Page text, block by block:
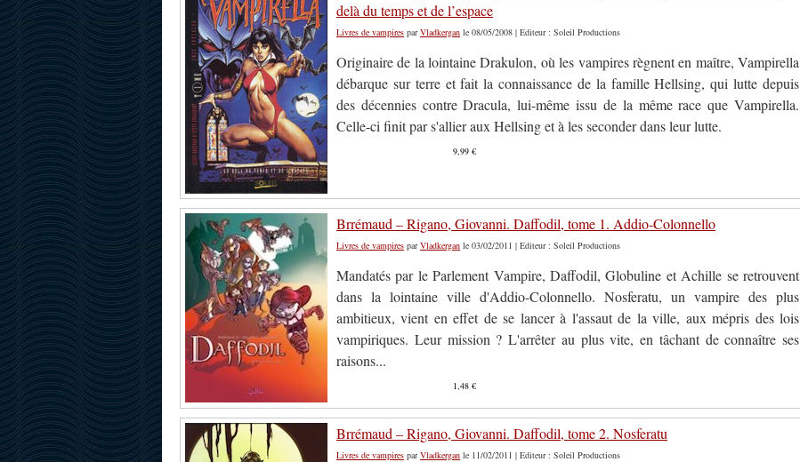
delà du temps et de l’espace
Livres de vampires parVladkergan le 08/05/2008 | Editeur : Soleil Productions
Originaire de la lointaine Drakulon, où les vampires règnent en maître, Vampirella
débarque sur terre et fait la connaissance de la famille Hellsing, qui lutte depuis
des décennies contre Dracula, lui-même issu de la même race que Vampirella.
Celle-ci finit par s'allier aux Hellsing et à les seconder dans leur lutte.
9,99 €
Brrémaud – Rigano, Giovanni. Daffodil, tome 1. Addio-Colonnello
Livres de vampires parVladkergan le 03/02/2011 | Editeur : Soleil Productions
Mandatés par le Parlement Vampire, Daffodil, Globuline et Achille se retrouvent
dans la lointaine ville d'Addio-Colonnello. Nosferatu, un vampire des plus
ambitieux, vient en effet de se lancer à l'assaut de la ville, aux mépris des lois
vampiriques. Leur mission ? L'arrêter au plus vite, en tâchant de connaître ses
raisons...
1,48 €
Brrémaud – Rigano, Giovanni. Daffodil, tome 2. Nosferatu
Livres de vampires parVladkergan le 11/02/2011 | Editeur : Soleil Productions